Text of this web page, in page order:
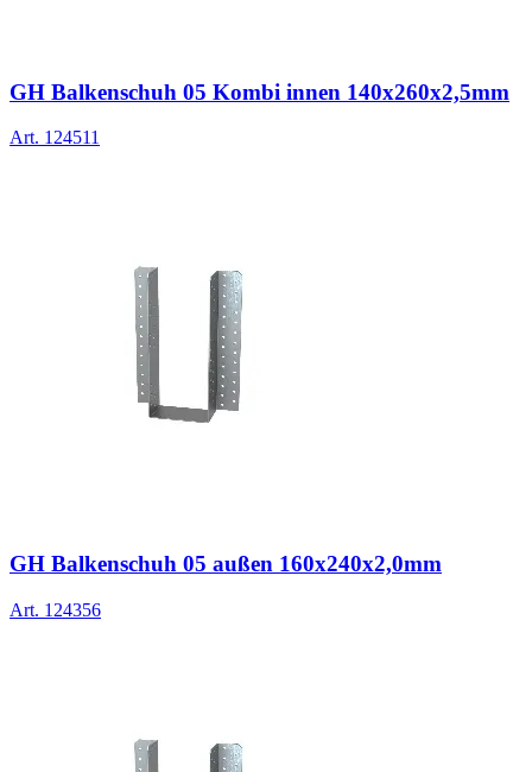
GH Balkenschuh 05 Kombi innen 140x260x2,5mm
Art. 124511
GH Balkenschuh 05 außen 160x240x2,0mm
Art. 124356